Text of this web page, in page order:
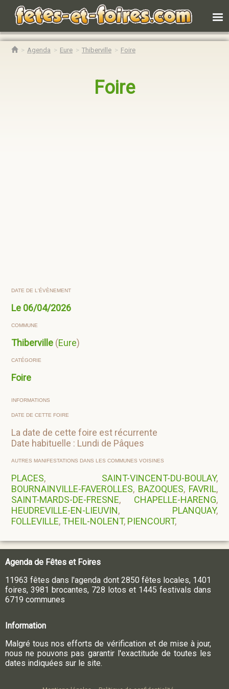
Agenda Eure Thiberville Foire
Foire
DATE DE L'ÉVÈNEMENT
Le 06/04/2026
COMMUNE
Thiberville (Eure)
CATÉGORIE
Foire
INFORMATIONS
DATE DE CETTE FOIRE
La date de cette foire est récurrente
Date habituelle : Lundi de Pâques
AUTRES MANIFESTATIONS DANS LES COMMUNES VOISINES
PLACES, SAINT-VINCENT-DU-BOULAY,
BOURNAINVILLE-FAVEROLLES, BAZOQUES, FAVRIL,
SAINT-MARDS-DE-FRESNE, CHAPELLE-HARENG,
HEUDREVILLE-EN-LIEUVIN, PLANQUAY,
FOLLEVILLE,THEIL-NOLENT, PIENCOURT,
Agenda de Fêtes et Foires
11963 fêtes dans l'agenda dont 2850 fêtes locales, 1401
foires, 3981 brocantes, 728 lotos et 1445 festivals dans
6719 communes
Information
Malgré tous nos efforts de vérification et de mise à jour,
nous ne pouvons pas garantir l'exactitude de toutes les
dates indiquées sur le site.